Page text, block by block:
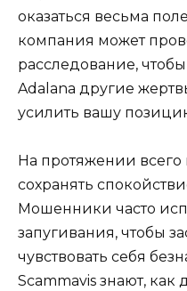
оказаться весьма
компания может
расследование,
Adalana другие
усилить вашу
На протяжении всего
сохранять
Мошенники часто
запугивания, чтобы
чувствовать себя
Scammavis знают, как